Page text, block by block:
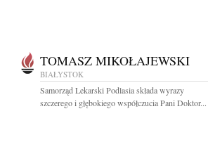
TOMASZ MIKOŁAJEWSKI
BIAŁYSTOK
Samorząd Lekarski Podlasia składa wyrazy
szczerego i głębokiego współczucia Pani Doktor...